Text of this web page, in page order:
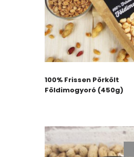
100% Frissen Pörkölt
Földimogyoró (450g)